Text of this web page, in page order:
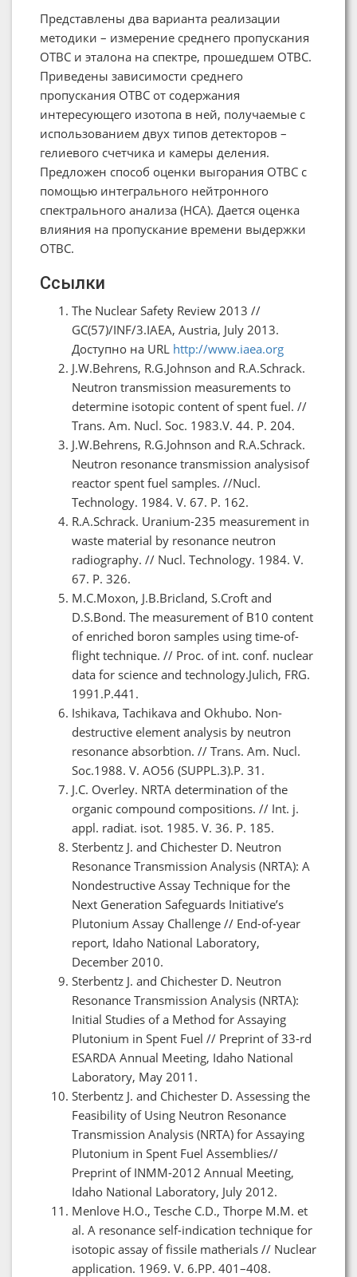
Представлены два варианта реализации
методики – измерение среднего пропускания
ОТВС и эталона на спектре, прошедшем ОТВС.
Приведены зависимости среднего
пропускания ОТВС от содержания
интересующего изотопа в ней, получаемые с
использованием двух типов детекторов –
гелиевого счетчика и камеры деления.
Предложен способ оценки выгорания ОТВС с
помощью интегрального нейтронного
спектрального анализа (НСА). Дается оценка
влияния на пропускание времени выдержки
ОТВС.
Ссылки
The Nuclear Safety Review 2013 //
GC(57)/INF/3.IAEA, Austria, July 2013.
Доступно на URL http://www.iaea.org
J.W.Behrens, R.G.Johnson and R.A.Schrack.
Neutron transmission measurements to
determine isotopic content of spent fuel. //
Trans. Am. Nucl. Soc. 1983.V. 44. P. 204.
J.W.Behrens, R.G.Johnson and R.A.Schrack.
Neutron resonance transmission analysisof
reactor spent fuel samples. //Nucl.
Technology. 1984. V. 67. P. 162.
R.A.Schrack. Uranium-235 measurement in
waste material by resonance neutron
radiography. // Nucl. Technology. 1984. V.
67. P. 326.
M.C.Moxon, J.B.Bricland, S.Croft and
D.S.Bond. The measurement of B10 content
of enriched boron samples using time-of-
flight technique. // Proc. of int. conf. nuclear
data for science and technology.Julich, FRG.
1991.P.441.
Ishikava, Tachikava and Okhubo. Non-
destructive element analysis by neutron
resonance absorbtion. // Trans. Am. Nucl.
Soc.1988. V. AO56 (SUPPL.3).P. 31.
J.C. Overley. NRTA determination of the
organic compound compositions. // Int. j.
appl. radiat. isot. 1985. V. 36. P. 185.
Sterbentz J. and Chichester D. Neutron
Resonance Transmission Analysis (NRTA): A
Nondestructive Assay Technique for the
Next Generation Safeguards Initiative’s
Plutonium Assay Challenge // End-of-year
report, Idaho National Laboratory,
December 2010.
Sterbentz J. and Chichester D. Neutron
Resonance Transmission Analysis (NRTA):
Initial Studies of a Method for Assaying
Plutonium in Spent Fuel // Preprint of 33-rd
ESARDA Annual Meeting, Idaho National
Laboratory, May 2011.
Sterbentz J. and Chichester D. Assessing the
Feasibility of Using Neutron Resonance
Transmission Analysis (NRTA) for Assaying
Plutonium in Spent Fuel Assemblies//
Preprint of INMM-2012 Annual Meeting,
Idaho National Laboratory, July 2012.
Menlove H.O., Tesche C.D., Thorpe M.M. et
al. A resonance self-indication technique for
isotopic assay of fissile matherials // Nuclear
application. 1969. V. 6.PP. 401–408.